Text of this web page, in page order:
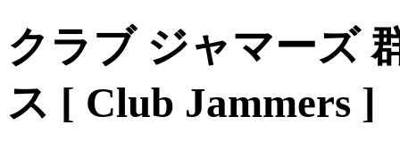
クラブ ジャマーズ
ス [ Club Jammers ]